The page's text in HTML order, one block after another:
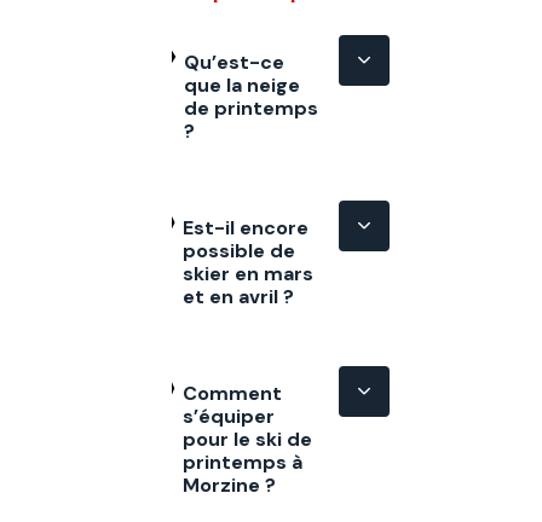
Qu’est-ce
que la neige
de printemps
?
Est-il encore
possible de
skier en mars
et en avril ?
Comment
s’équiper
pour le ski de
printemps à
Morzine ?